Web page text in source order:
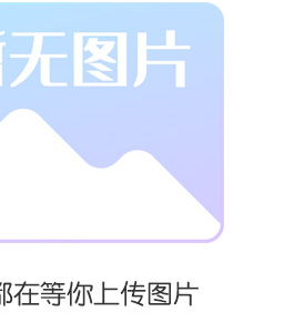
园的游
应更考
性，将